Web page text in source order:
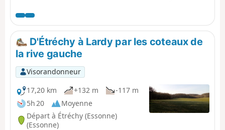
traversés. Dans Dourdan, la promenade le long de
l'Orge, l'église des XIIe-XIIIe siècles et le château-fort
offrent une superbe touche finale.
D'Étréchy à Lardy par les coteaux de
la rive gauche
Visorandonneur
17,20 km
+132 m
-117 m
5h 20
Moyenne
Départ à Étréchy (Essonne)
(Essonne)